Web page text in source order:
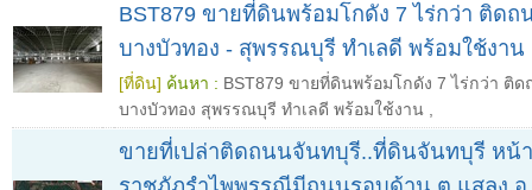
BST879 ขายที่ดินพร้อมโกดัง 7 ไร่กว่า ติด
บางบัวทอง - สุพรรณบุรี ทำเลดี พร้อมใช้งาน
[ที่ดิน] ค้นหา : BST879 ขายที่ดินพร้อมโกดัง 7 ไร่กว่า ติ
บางบัวทอง สุพรรณบุรี ทำเลดี พร้อมใช้งาน
ขายที่เปล่าติดถนนจันทบุรี..ที่ดินจันทบุรี หน้